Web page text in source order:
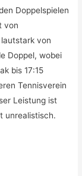
Doppelspielen
von
von
Doppel, wobei
bis 17:15
Tennisverein
Leistung ist
unrealistisch.